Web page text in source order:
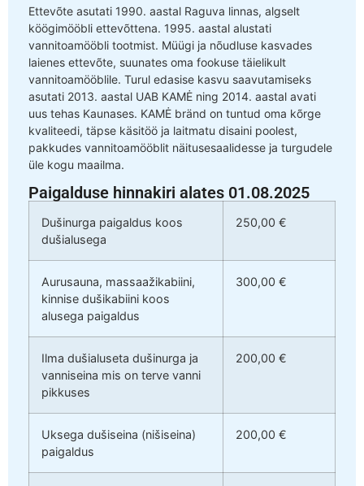
Ettevõte asutati 1990. aastal Raguva linnas, algselt
köögimööbli ettevõttena. 1995. aastal alustati
vannitoamööbli tootmist. Müügi ja nõudluse kasvades
laienes ettevõte, suunates oma fookuse täielikult
vannitoamööblile. Turul edasise kasvu saavutamiseks
asutati 2013. aastal UAB KAMĖ ning 2014. aastal avati
uus tehas Kaunases. KAMĖ bränd on tuntud oma kõrge
kvaliteedi, täpse käsitöö ja laitmatu disaini poolest,
pakkudes vannitoamööblit näitusesaalidesse ja turgudele
üle kogu maailma.
Paigalduse hinnakiri alates 01.08.2025
Dušinurga paigaldus koos
dušialusega
250,00 €
Aurusauna, massaažikabiini,
kinnise dušikabiini koos
alusega paigaldus
300,00 €
Ilma dušialuseta dušinurga ja
vanniseina mis on terve vanni
pikkuses
200,00 €
Uksega dušiseina (nišiseina)
paigaldus
200,00 €